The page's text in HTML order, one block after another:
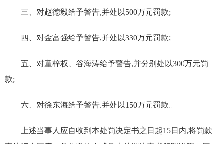
三、对赵德毅给予警告,并处以500万元罚款;
四、对金富强给予警告,并处以330万元罚款;
五、对童梓权、谷海涛给予警告,并分别处以300万元罚
款;
六、对徐东海给予警告,并处以150万元罚款。
上述当事人应自收到本处罚决定书之日起15日内,将罚款